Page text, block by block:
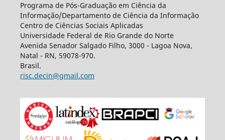
Programa de Pós-Graduação em Ciência da
Informação/Departamento de Ciência da Informação
Centro de Ciências Sociais Aplicadas
Universidade Federal de Rio Grande do Norte
Avenida Senador Salgado Filho, 3000 - Lagoa Nova,
Natal - RN, 59078-970.
Brasil.
risc.decin@gmail.com